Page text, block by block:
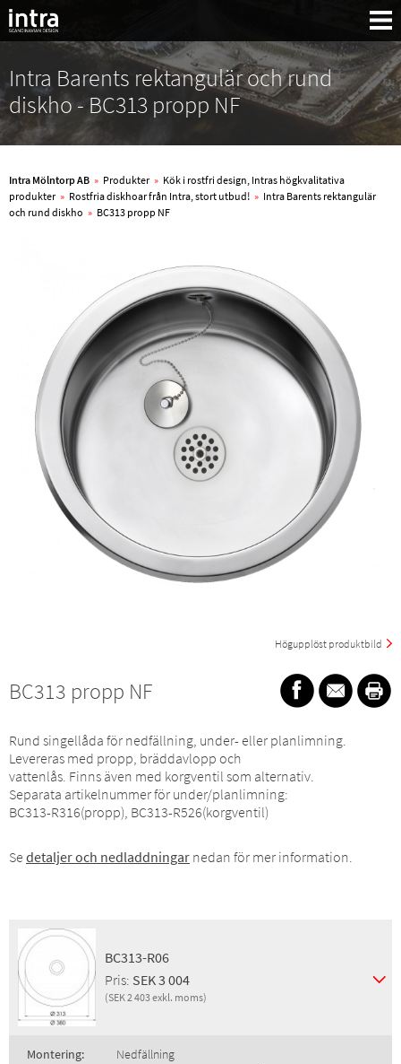
Sök:
Intra Barents rektangulär och rund
diskho - BC313 propp NF
Intra Mölntorp AB » Produkter » Kök i rostfri design, Intras högkvalitativa
produkter » Rostfria diskhoar från Intra, stort utbud! » Intra Barents rektangulär
och rund diskho » BC313 propp NF
Högupplöst produktbild
BC313 propp NF
Rund singellåda för nedfällning, under- eller planlimning.
Levereras med propp, bräddavlopp och
vattenlås. Finns även med korgventil som alternativ.
Separata artikelnummer för under/planlimning:
BC313-R316(propp), BC313-R526(korgventil)
Se detaljer och nedladdningar nedan för mer information.
BC313-R06
Pris: SEK 3 004
(SEK 2 403 exkl. moms)
Montering:
Nedfällning